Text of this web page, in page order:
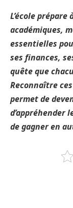
L’école prépare
académiques,
essentielles
ses finances,
quête que
Reconnaître
permet de
d’appréhender
de gagner en